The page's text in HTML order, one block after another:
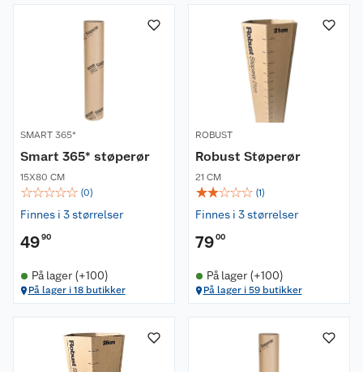
SMART 365*
Smart 365* støperør
15X80 CM
☆☆☆☆☆ (0)
Finnes i 3 størrelser
4990
På lager (+100)
På lager i 18 butikker
ROBUST
Robust Støperør
21 CM
☆☆☆☆☆ (1)
Finnes i 3 størrelser
7900
På lager (+100)
På lager i 59 butikker